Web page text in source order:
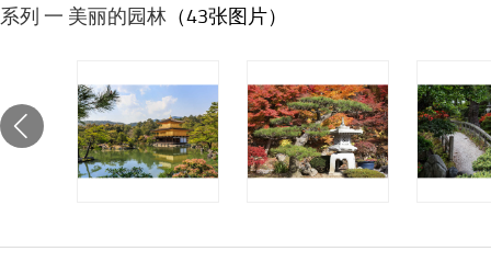
系列 一 美丽的园林 （43张图片）